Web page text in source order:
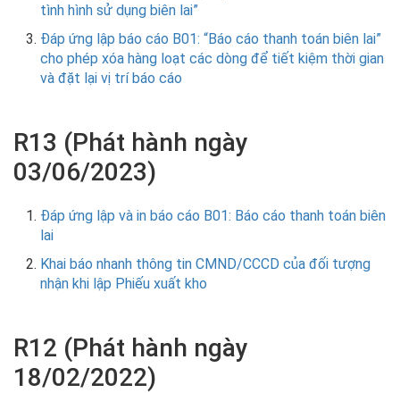
tình hình sử dụng biên lai”
Đáp ứng lập báo cáo B01: “Báo cáo thanh toán biên lai”
cho phép xóa hàng loạt các dòng để tiết kiệm thời gian
và đặt lại vị trí báo cáo
R13 (Phát hành ngày
03/06/2023)
Đáp ứng lập và in báo cáo B01: Báo cáo thanh toán biên
lai
Khai báo nhanh thông tin CMND/CCCD của đối tượng
nhận khi lập Phiếu xuất kho
R12 (Phát hành ngày
18/02/2022)